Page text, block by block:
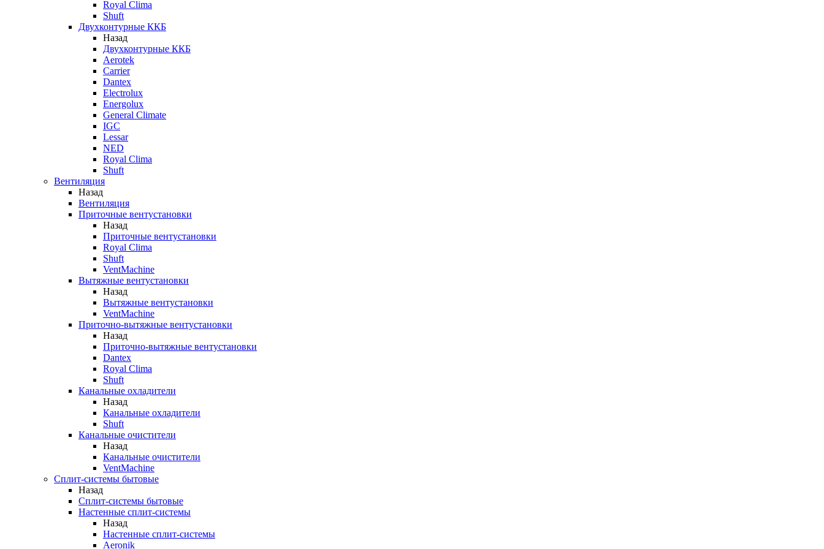
Royal Clima
Shuft
Двухконтурные ККБ
Назад
Двухконтурные ККБ
Aerotek
Carrier
Dantex
Electrolux
Energolux
General Climate
IGC
Lessar
NED
Royal Clima
Shuft
Вентиляция
Назад
Вентиляция
Приточные вентустановки
Назад
Приточные вентустановки
Royal Clima
Shuft
VentMachine
Вытяжные вентустановки
Назад
Вытяжные вентустановки
VentMachine
Приточно-вытяжные вентустановки
Назад
Приточно-вытяжные вентустановки
Dantex
Royal Clima
Shuft
Канальные охладители
Назад
Канальные охладители
Shuft
Канальные очистители
Назад
Канальные очистители
VentMachine
Сплит-системы бытовые
Назад
Сплит-системы бытовые
Настенные сплит-системы
Назад
Настенные сплит-системы
Aeronik